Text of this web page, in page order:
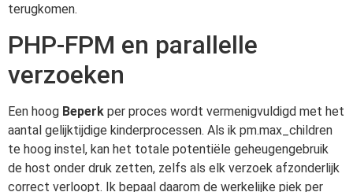
terugkomen.
PHP-FPM en parallelle
verzoeken
Een hoog Beperk per proces wordt vermenigvuldigd met het
aantal gelijktijdige kinderprocessen. Als ik pm.max_children
te hoog instel, kan het totale potentiële geheugengebruik
de host onder druk zetten, zelfs als elk verzoek afzonderlijk
correct verloopt. Ik bepaal daarom de werkelijke piek per